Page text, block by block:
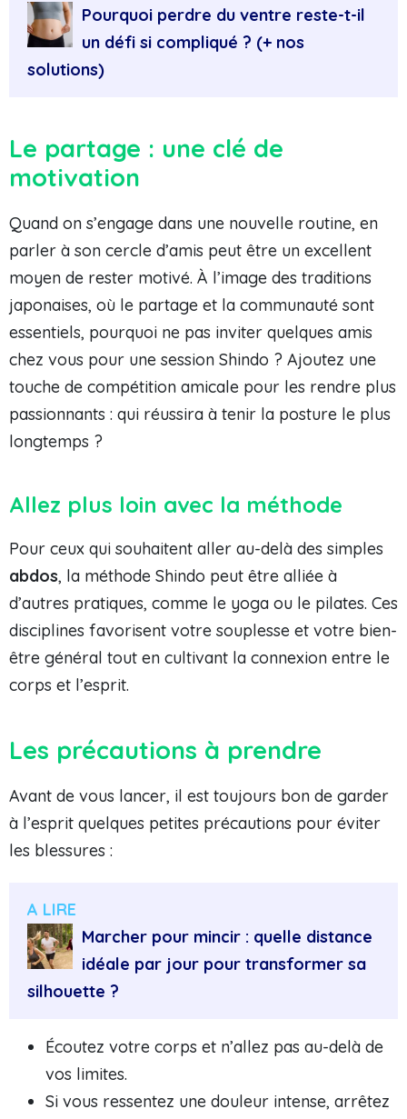
Pourquoi perdre du ventre reste-t-il
un défi si compliqué ? (+ nos
solutions)
Le partage : une clé de
motivation
Quand on s’engage dans une nouvelle routine, en
parler à son cercle d’amis peut être un excellent
moyen de rester motivé. À l’image des traditions
japonaises, où le partage et la communauté sont
essentiels, pourquoi ne pas inviter quelques amis
chez vous pour une session Shindo ? Ajoutez une
touche de compétition amicale pour les rendre plus
passionnants : qui réussira à tenir la posture le plus
longtemps ?
Allez plus loin avec la méthode
Pour ceux qui souhaitent aller au-delà des simples
abdos, la méthode Shindo peut être alliée à
d’autres pratiques, comme le yoga ou le pilates. Ces
disciplines favorisent votre souplesse et votre bien-
être général tout en cultivant la connexion entre le
corps et l’esprit.
Les précautions à prendre
Avant de vous lancer, il est toujours bon de garder
à l’esprit quelques petites précautions pour éviter
les blessures :
A LIRE
Marcher pour mincir : quelle distance
idéale par jour pour transformer sa
silhouette ?
Écoutez votre corps et n’allez pas au-delà de
vos limites.
Si vous ressentez une douleur intense, arrêtez